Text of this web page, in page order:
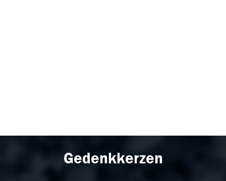
Gedenkkerzen